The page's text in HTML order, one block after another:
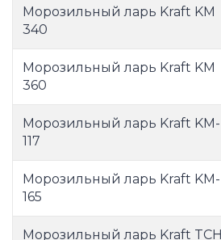
Морозильный ларь Kraft KM
340
Морозильный ларь Kraft KM
360
Морозильный ларь Kraft KM-
117
Морозильный ларь Kraft KM-
165
Морозильный ларь Kraft TCH